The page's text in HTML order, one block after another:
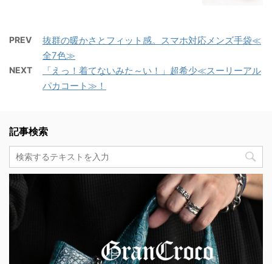
PREV
抜群の暖かさとフィット感。スマホ対応メンズ手袋≪
全7色≫
NEXT
「えっ！着てないみた～い！」超希少≪スーリーアル
パカコート≫！
記事検索